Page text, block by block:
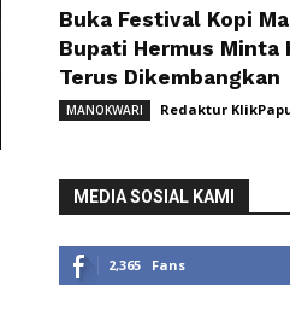
Buka Festival Kopi
Bupati Hermus Minta
Terus Dikembangkan
MANOKWARI Redaktur
MEDIA SOSIAL KAMI
2,365 Fans